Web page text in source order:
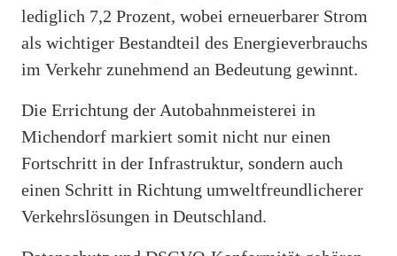
lediglich 7,2 Prozent, wobei erneuerbarer Strom
als wichtiger Bestandteil des Energieverbrauchs
im Verkehr zunehmend an Bedeutung gewinnt.
Die Errichtung der Autobahnmeisterei in
Michendorf markiert somit nicht nur einen
Fortschritt in der Infrastruktur, sondern auch
einen Schritt in Richtung umweltfreundlicherer
Verkehrslösungen in Deutschland.